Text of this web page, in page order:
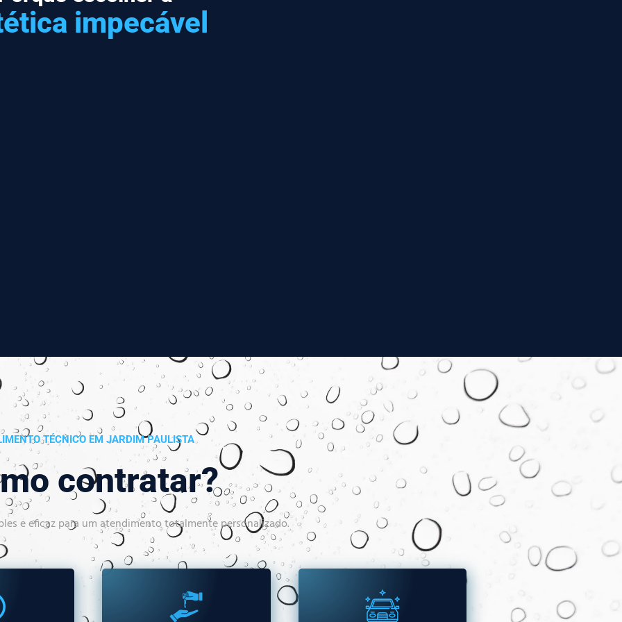
impecável
TÉCNICO EM JARDIM PAULISTA
contratar?
e eficaz para um atendimento totalmente personalizado.